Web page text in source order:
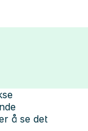
å se det